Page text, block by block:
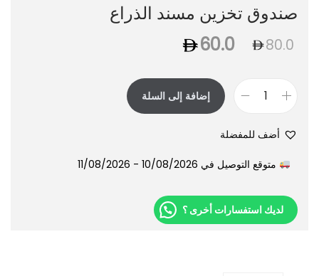
صندوق تخزين مسند الذراع
80.0
60.0
إضافة إلى السلة
أضف للمفضلة
متوقع التوصيل في 10/08/2026 - 11/08/2026
لديك استفسارات أخرى ؟